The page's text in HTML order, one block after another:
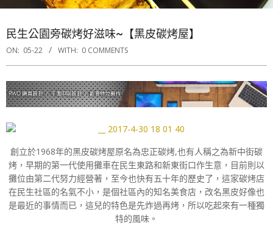
民生公園旁碳烤好滋味~【黑皮碳烤屋】
ON: 05-22 WITH: 0 COMMENTS
創立於1968年的黑皮碳烤屋原名為忠正碳烤,也有人稱之為新中街碳
烤，早期的第一代使用攤車在民生東路和新東街口作生意，目前則以
攤位由第二代努力經營著，至今也快有五十年的歷史了，這家碳烤店
在民生社區的名氣不小，是個社區內的知名美食店，改名黑皮好像也
是最近的事情而已，這兒的特色是先炸過再烤，所以吃起來有一種獨
特的風味。